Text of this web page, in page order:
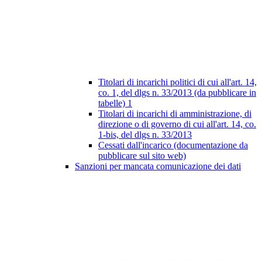
Titolari di incarichi politici di cui all'art. 14,
co. 1, del dlgs n. 33/2013 (da pubblicare in
tabelle) 1
Titolari di incarichi di amministrazione, di
direzione o di governo di cui all'art. 14, co.
1-bis, del dlgs n. 33/2013
Cessati dall'incarico (documentazione da
pubblicare sul sito web)
Sanzioni per mancata comunicazione dei dati